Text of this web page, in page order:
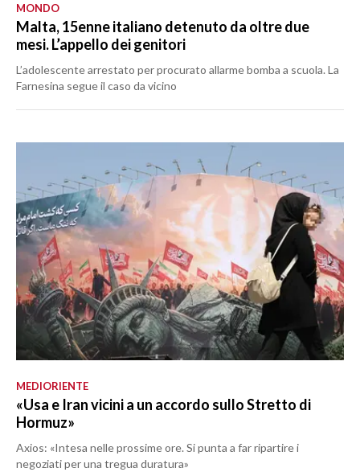
MONDO
Malta, 15enne italiano detenuto da oltre due
mesi. L’appello dei genitori
L’adolescente arrestato per procurato allarme bomba a scuola. La
Farnesina segue il caso da vicino
MEDIORIENTE
«Usa e Iran vicini a un accordo sullo Stretto di
Hormuz»
Axios: «Intesa nelle prossime ore. Si punta a far ripartire i
negoziati per una tregua duratura»